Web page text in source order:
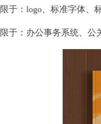
于：logo、标准字体、
于：办公事务系统、公